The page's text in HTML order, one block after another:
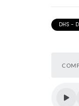
DHS -